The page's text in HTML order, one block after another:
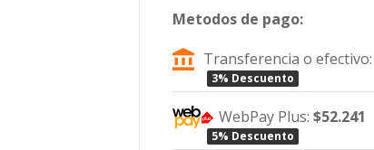
Metodos de pago:
Transferencia o
3% Descuento
WebPay Plus:$52.241
5% Descuento